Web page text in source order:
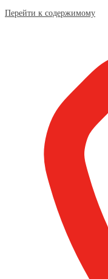
Перейти к содержимому